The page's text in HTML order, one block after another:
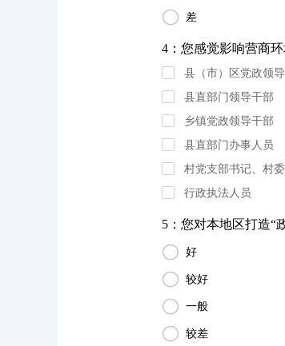
 差
4：您感觉影响营商
县（市）区党政领
县直部门领导干部
乡镇党政领导干部
县直部门办事人员
村党支部书记、村
行政执法人员
5：您对本地区打造“
 好
 较好
 一般
 较差